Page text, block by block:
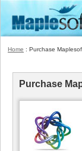
Home : Purchase
Purchase